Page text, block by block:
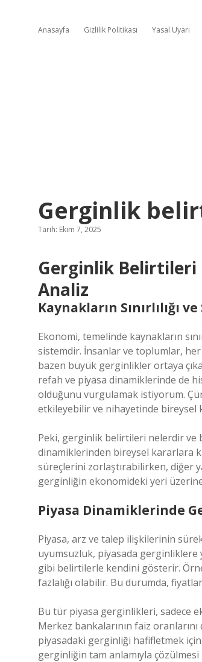
Anasayfa Gizlilik Politikası Yasal Uyarı
Gerginlik
Tarih: Ekim 7, 2025
Gerginlik Belirtileri
Analiz
Kaynakların Sınırlılığı
Ekonomi, temelinde kaynakların
sistemdir. İnsanlar ve toplumlar, her
bazen büyük gerginlikler ortaya
refah ve piyasa dinamiklerinde de
olduğunu vurgulamak istiyorum.
etkileyebilir ve nihayetinde bireysel
Peki, gerginlik belirtileri nelerdir ve
dinamiklerinden bireysel kararlara
süreçlerini zorlaştırabilirken, diğer
gerginliğin ekonomideki yeri üzerine
Piyasa Dinamiklerinde
Piyasa, arz ve talep ilişkilerinin
uyumsuzluk, piyasada gerginliklere
gibi belirtilerle kendini gösterir.
fazlalığı olabilir. Bu durumda,
Bu tür piyasa gerginlikleri, sadece
Merkez bankalarının faiz
piyasadaki gerginliği hafifletmek
gerginliğin tam anlamıyla